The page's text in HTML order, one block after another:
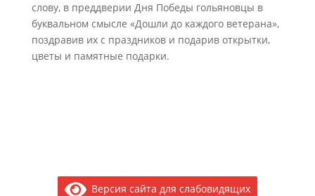
слову, в преддверии Дня Победы гольяновцы в
буквальном смысле «Дошли до каждого ветерана»,
поздравив их с праздников и подарив открытки,
цветы и памятные подарки.
Версия сайта для слабовидящих